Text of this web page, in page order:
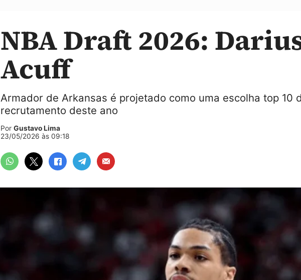
NBA Draft 2026:
Acuff
Armador de Arkansas é projetado como uma escolha top 10
recrutamento deste ano
Por Gustavo Lima
23/05/2026 às 09:18